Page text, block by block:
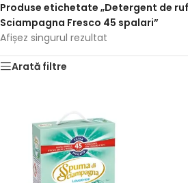
Produse etichetate „Detergent de
Sciampagna Fresco 45 spalari”
Afișez singurul rezultat
Arată filtre